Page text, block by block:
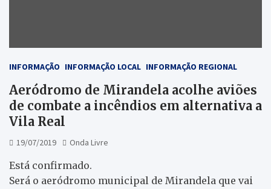
INFORMAÇÃO INFORMAÇÃO LOCAL INFORMAÇÃO REGIONAL
Aeródromo de Mirandela acolhe aviões
de combate a incêndios em alternativa a
Vila Real
19/07/2019 Onda Livre
Está confirmado.
Será o aeródromo municipal de Mirandela que vai